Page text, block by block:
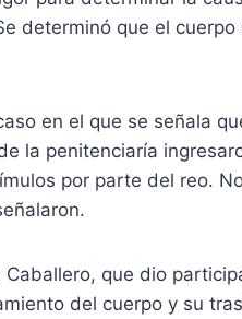
determinó que el
en el que se señala
la penitenciaría
por parte del reo.
que dio
del cuerpo y su